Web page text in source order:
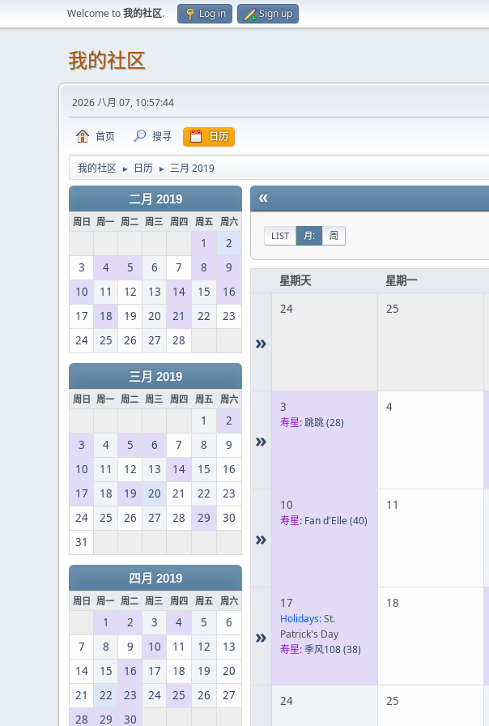
Welcome to我的社区. Log in Sign up
我的社区
2026 八月 07, 10:57:44
首页 搜寻 日历
我的社区 ► 日历 ► 三月 2019
二月 2019
周日 周一 周二 周三 周四 周五 周六
1
2
3
4 5 6 7 8
9
10
11 12 13 14 15
16
17
18 19 20 21 22
23
24
25 26 27 28
三月 2019
周日 周一 周二 周三 周四 周五 周六
1
2
3
4 5 6 7 8
9
10
11 12 13 14 15
16
17
18 19 20 21 22
23
24
25 26 27 28 29
30
31
四月 2019
周日 周一 周二 周三 周四 周五 周六
1 2 3 4 5
6
7
8 9 10 11 12
13
14
15 16 17 18 19
20
21
22 23 24 25 26
27
28
29 30
«
LIST 月: 周
星期天 星期一
»
24 25
»
3
寿星:跳跳(28)
4
»
10
寿星: Fan d'Elle(40)
11
»
17
Holidays:St.
Patrick's Day
寿星:季风108(38)
18
24 25